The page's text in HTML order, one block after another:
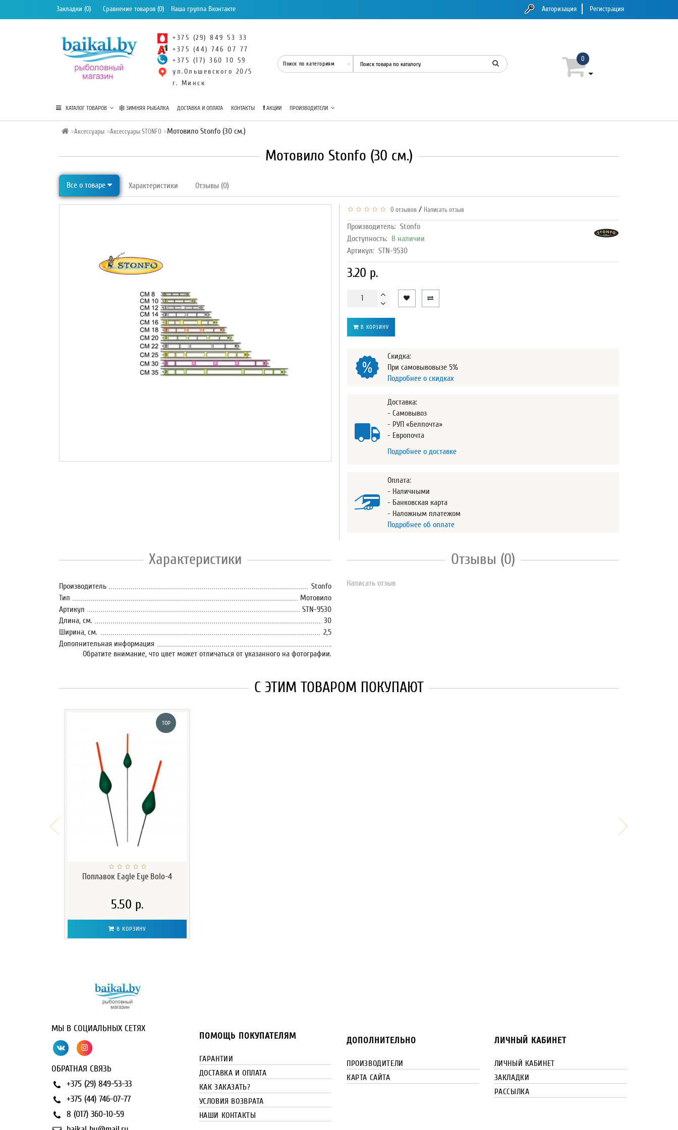
Закладки (0) Сравнение товаров (0) Наша группа Вконтакте Авторизация Регистрация
+375 (29) 849 53 33
+375 (44) 746 07 77
+375 (17) 360 10 59
ул.Ольшевского 20/5
г. Минск
0
КАТАЛОГ ТОВАРОВ ЗИМНЯЯ РЫБАЛКА ДОСТАВКА И ОПЛАТА КОНТАКТЫ АКЦИИ ПРОИЗВОДИТЕЛИ
Аксессуары Аксессуары STONFO Мотовило Stonfo (30 см.)
Мотовило Stonfo (30 см.)
Все о товаре Характеристики Отзывы (0)
0 отзывов / Написать отзыв
Производитель: Stonfo
Доступность: В наличии
Артикул: STN-9530
3.20 р.
В КОРЗИНУ
Скидка:
При самовывовызе 5%
Подробнее о скидках
Доставка:
- Самовывоз
- РУП «Белпочта»
- Европочта
Подробнее о доставке
Оплата:
- Наличными
- Банковская карта
- Наложным платежом
Подробнее об оплате
Характеристики
Производитель
Stonfo
Тип
Мотовило
Артикул
STN-9530
Длина, см.
30
Ширина, см.
2,5
Дополнительная информация
Обратите внимание, что цвет может отличаться от указанного на фотографии.
Отзывы (0)
Написать отзыв
С ЭТИМ ТОВАРОМ ПОКУПАЮТ
TOP
Поплавок Eagle Eye Bolo-4
5.50 р.
В КОРЗИНУ
МЫ В СОЦИАЛЬНЫХ СЕТЯХ
ОБРАТНАЯ СВЯЗЬ
+375 (29) 849-53-33
+375 (44) 746-07-77
8 (017) 360-10-59
ПОМОЩЬ ПОКУПАТЕЛЯМ
ГАРАНТИИ
ДОСТАВКА И ОПЛАТА
КАК ЗАКАЗАТЬ?
УСЛОВИЯ ВОЗВРАТА
НАШИ КОНТАКТЫ
ДОПОЛНИТЕЛЬНО
ПРОИЗВОДИТЕЛИ
КАРТА САЙТА
ЛИЧНЫЙ КАБИНЕТ
ЛИЧНЫЙ КАБИНЕТ
ЗАКЛАДКИ
РАССЫЛКА